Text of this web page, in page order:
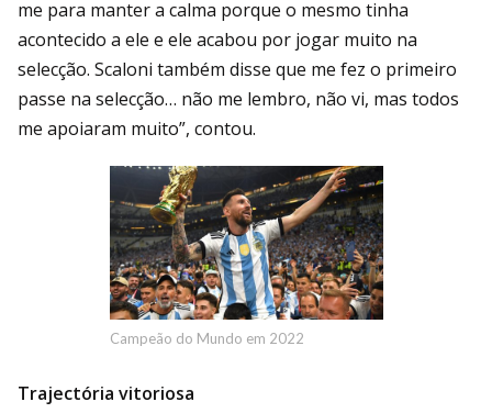
me para manter a calma porque o mesmo tinha
acontecido a ele e ele acabou por jogar muito na
selecção. Scaloni também disse que me fez o primeiro
passe na selecção… não me lembro, não vi, mas todos
me apoiaram muito”, contou.
Campeão do Mundo em 2022
Trajectória vitoriosa